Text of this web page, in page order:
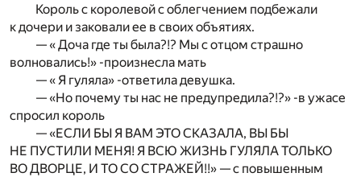
Король с королевой с облегчением подбежали
к дочери и заковали ее в своих объятиях.
— « Доча где ты была?!? Мы с отцом страшно
волновались!» -произнесла мать
— « Я гуляла» -ответила девушка.
— «Но почему ты нас не предупредила?!?» -в ужасе
спросил король
— «ЕСЛИ БЫ Я ВАМ ЭТО СКАЗАЛА, ВЫ БЫ
НЕ ПУСТИЛИ МЕНЯ! Я ВСЮ ЖИЗНЬ ГУЛЯЛА ТОЛЬКО
ВО ДВОРЦЕ, И ТО СО СТРАЖЕЙ!!» — с повышенным